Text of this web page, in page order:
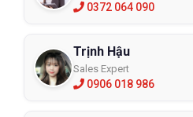
0372 064 090
Trịnh Hậu
Sales Expert
0906 018 986